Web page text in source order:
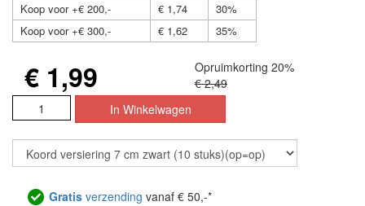
Koop voor +€ 200,-
€ 1,74
30%
Koop voor +€ 300,-
€ 1,62 35%
€ 1,99
Opruimkorting 20%
€ 2,49
Gratis verzending vanaf € 50,-*